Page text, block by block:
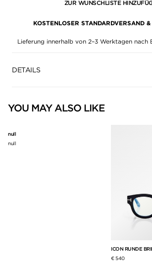
ZUR WUNSCHLISTE
KOSTENLOSER STANDARDVERSAND
Lieferung innerhalb von 2–3 Werktagen nach
DETAILS
YOU MAY ALSO LIKE
null
null
ICON RUNDE
€ 540